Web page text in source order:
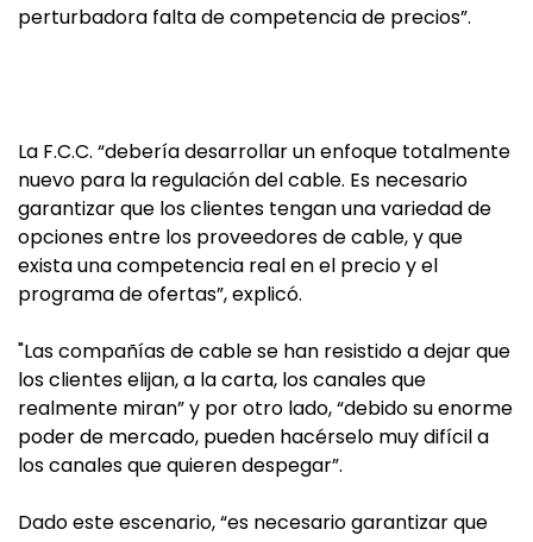
perturbadora falta de competencia de precios”.
La F.C.C. “debería desarrollar un enfoque totalmente
nuevo para la regulación del cable. Es necesario
garantizar que los clientes tengan una variedad de
opciones entre los proveedores de cable, y que
exista una competencia real en el precio y el
programa de ofertas”, explicó.
"Las compañías de cable se han resistido a dejar que
los clientes elijan, a la carta, los canales que
realmente miran” y por otro lado, “debido su enorme
poder de mercado, pueden hacérselo muy difícil a
los canales que quieren despegar”.
Dado este escenario, “es necesario garantizar que